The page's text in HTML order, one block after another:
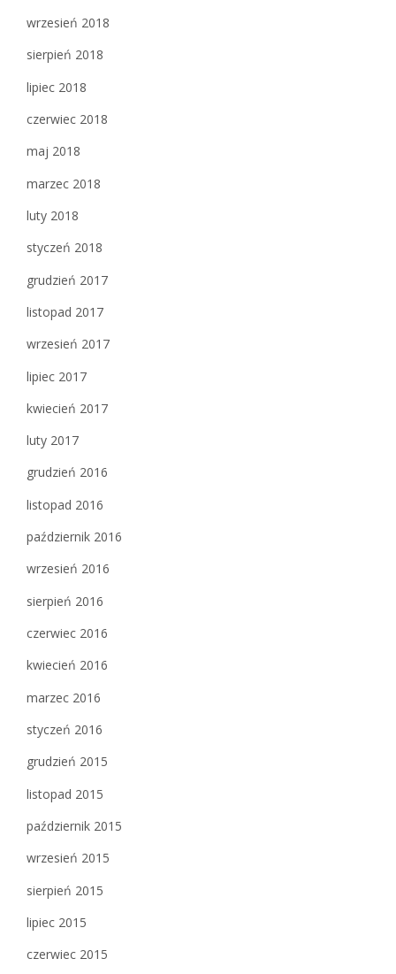
wrzesień 2018
sierpień 2018
lipiec 2018
czerwiec 2018
maj 2018
marzec 2018
luty 2018
styczeń 2018
grudzień 2017
listopad 2017
wrzesień 2017
lipiec 2017
kwiecień 2017
luty 2017
grudzień 2016
listopad 2016
październik 2016
wrzesień 2016
sierpień 2016
czerwiec 2016
kwiecień 2016
marzec 2016
styczeń 2016
grudzień 2015
listopad 2015
październik 2015
wrzesień 2015
sierpień 2015
lipiec 2015
czerwiec 2015